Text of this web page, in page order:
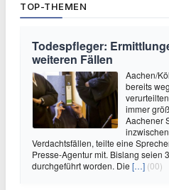
TOP-THEMEN
Todespfleger:
weiteren Fällen
Aachen/
bereits
immer
Aachener
Verdachtsfällen, teilte eine
Presse-Agentur mit. Bislang seien
durchgeführt worden. Die […] (00)